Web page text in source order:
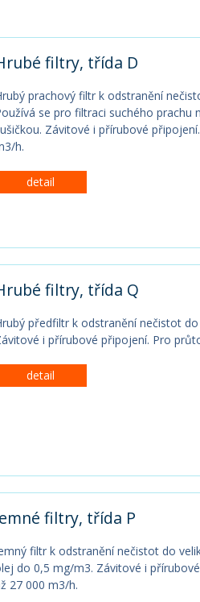
filtry, třída D
prachový filtr k odstranění
se pro filtraci suchého prachu
Závitové i přírubové
h.
detail
filtry, třída Q
předfiltr k odstranění nečistot
i přírubové připojení. Pro
detail
filtry, třída P
filtr k odstranění nečistot do
do 0,5 mg/m3. Závitové i
27 000 m3/h.